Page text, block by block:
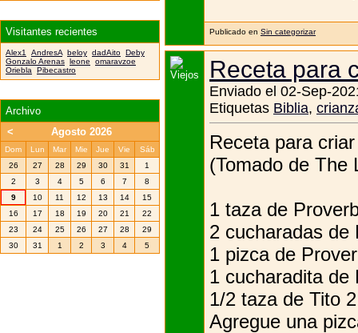
Publicado en Sin categorizar
Receta para
Enviado el 02-Sep-
Etiquetas Biblia,
Receta para
(Tomado de The
1 taza de
2 cucharadas de
1 pizca de
1 cucharadita de
1/2 taza de Tito
Agregue una
Visitantes recientes
Alex1 AndresA beloy dadAito Deby
Gonzalo Arenas leone
omaravzoe
Oriebla
Pibecastro
Archivo
<
Agosto 2026
Dom Lun Mar Mie Jue Vie
Sáb
26
27 28 29 30 31
1
2
3 4 5 6 7
8
9
10 11 12 13 14
15
16
17 18 19 20 21
22
23
24 25 26 27 28
29
30
31 1 2 3 4 5